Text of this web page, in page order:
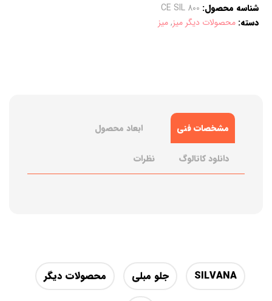
شناسه محصول: CE SIL 800
دسته: محصولات دیگر میز,میز
مشخصات فنی ابعاد محصول
دانلود کاتالوگ نظرات
SILVANA جلو مبلی محصولات دیگر